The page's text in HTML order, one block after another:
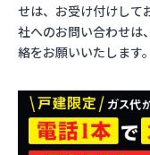
せは、お受け付けして
社へのお問い合わせは
絡をお願いいたします。